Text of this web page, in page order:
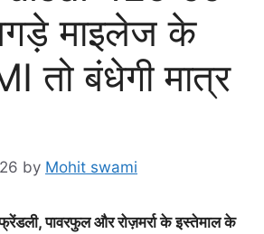
माइलेज के
तो बंधेगी मात्र
by Mohit swami
पावरफुल और रोज़मर्रा के इस्तेमाल के